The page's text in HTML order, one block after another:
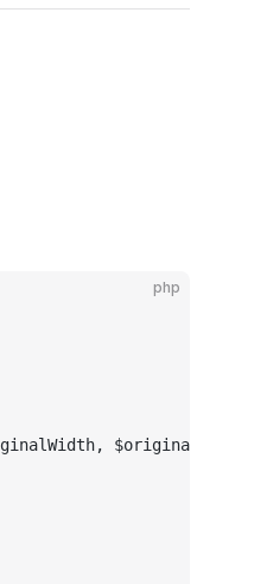
php
$originalHeight);